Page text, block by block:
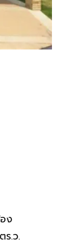
ษ์ กรีนวิว
ง
ร.ว.